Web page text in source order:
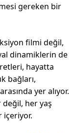
gereken bir
filmi değil,
dinamiklerin de
hayatta
bağları,
yer alıyor.
her yaş